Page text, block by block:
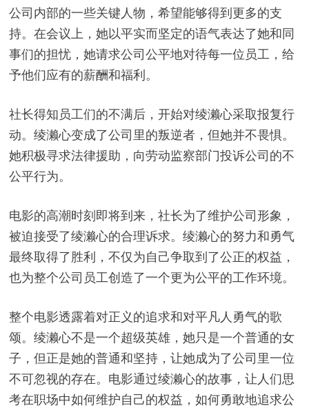
公司内部的一些关键人物，希望能够得到更多的支
持。在会议上，她以平实而坚定的语气表达了她和同
事们的担忧，她请求公司公平地对待每一位员工，给
予他们应有的薪酬和福利。
社长得知员工们的不满后，开始对绫濑心采取报复行
动。绫濑心变成了公司里的叛逆者，但她并不畏惧。
她积极寻求法律援助，向劳动监察部门投诉公司的不
公平行为。
电影的高潮时刻即将到来，社长为了维护公司形象，
被迫接受了绫濑心的合理诉求。绫濑心的努力和勇气
最终取得了胜利，不仅为自己争取到了公正的权益，
也为整个公司员工创造了一个更为公平的工作环境。
整个电影透露着对正义的追求和对平凡人勇气的歌
颂。绫濑心不是一个超级英雄，她只是一个普通的女
子，但正是她的普通和坚持，让她成为了公司里一位
不可忽视的存在。电影通过绫濑心的故事，让人们思
考在职场中如何维护自己的权益，如何勇敢地追求公